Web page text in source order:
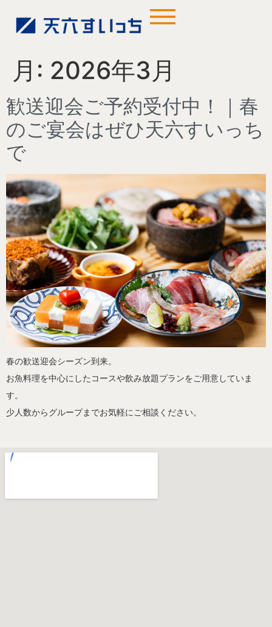
月: 2026年3月
歓送迎会ご予約受付中！｜春
のご宴会はぜひ天六すいっち
で
春の歓送迎会シーズン到来。
お魚料理を中心にしたコースや飲み放題プランをご用意していま
す。
少人数からグループまでお気軽にご相談ください。